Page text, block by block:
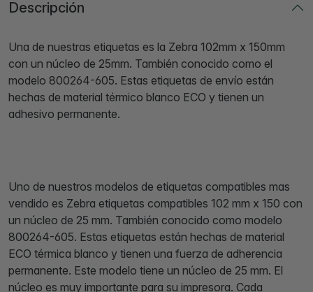
Descripción
Una de nuestras etiquetas es la Zebra 102mm x 150mm
con un núcleo de 25mm. También conocido como el
modelo 800264-605. Estas etiquetas de envío están
hechas de material térmico blanco ECO y tienen un
adhesivo permanente.
Uno de nuestros modelos de etiquetas compatibles mas
vendido es Zebra etiquetas compatibles 102 mm x 150 con
un núcleo de 25 mm. También conocido como modelo
800264-605. Estas etiquetas están hechas de material
ECO térmica blanco y tienen una fuerza de adherencia
permanente. Este modelo tiene un núcleo de 25 mm. El
núcleo es muy importante para su impresora. Cada